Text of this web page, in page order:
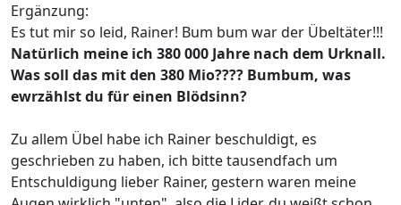
Ergänzung:
Es tut mir so leid, Rainer! Bum bum war der Übeltäter!!!
Natürlich meine ich 380 000 Jahre nach dem Urknall.
Was soll das mit den 380 Mio???? Bumbum, was
ewrzählst du für einen Blödsinn?
Zu allem Übel habe ich Rainer beschuldigt, es
geschrieben zu haben, ich bitte tausendfach um
Entschuldigung lieber Rainer, gestern waren meine